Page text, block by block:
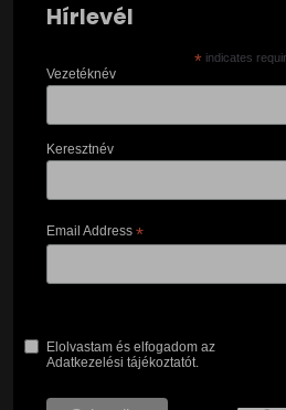
Hírlevél
* indicates
Vezetéknév
Keresztnév
Email Address *
Elolvastam és elfogadom az
Adatkezelési tájékoztatót.